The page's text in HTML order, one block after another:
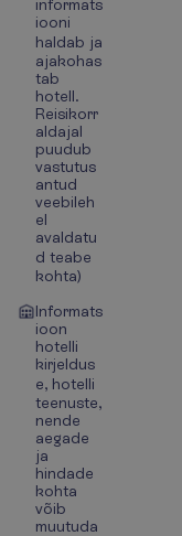
informats
iooni
haldab ja
ajakohas
tab
hotell.
Reisikorr
aldajal
puudub
vastutus
antud
veebileh
el
avaldatu
d teabe
kohta)
Informats
ioon
hotelli
kirjeldus
e, hotelli
teenuste,
nende
aegade
ja
hindade
kohta
võib
muutuda